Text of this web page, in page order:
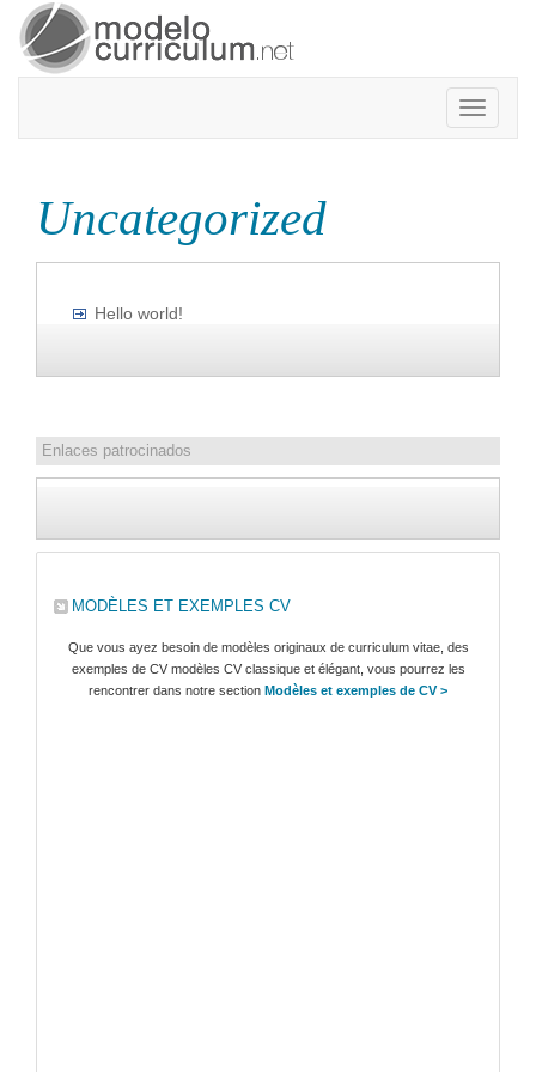
Toggle
Uncategorized
Hello world!
Enlaces patrocinados
MODÈLES ET EXEMPLES CV
Que vous ayez besoin de modèles originaux de curriculum vitae, des
exemples de CV modèles CV classique et élégant, vous pourrez les
rencontrer dans notre section Modèles et exemples de CV >